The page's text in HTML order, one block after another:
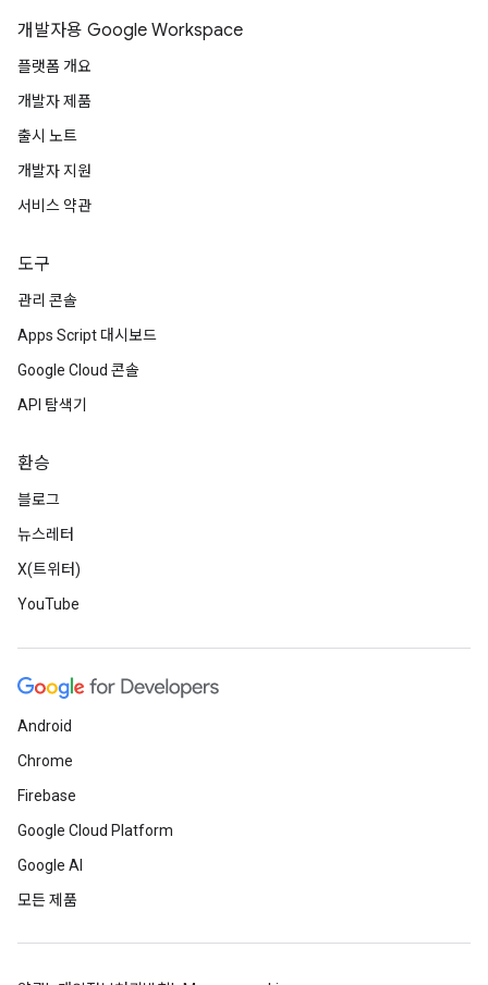
개발자용 Google Workspace
플랫폼 개요
개발자 제품
출시 노트
개발자 지원
서비스 약관
도구
관리 콘솔
Apps Script 대시보드
Google Cloud 콘솔
API 탐색기
환승
블로그
뉴스레터
X(트위터)
YouTube
Android
Chrome
Firebase
Google Cloud Platform
Google AI
모든 제품